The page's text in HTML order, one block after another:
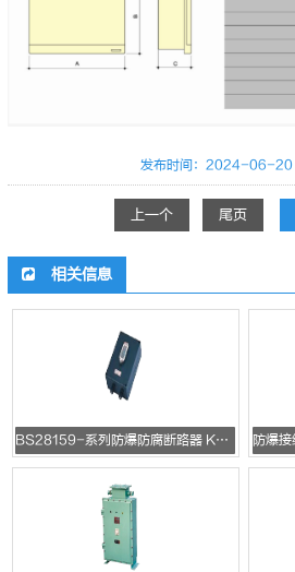
发布时间：2024-06-20
上一个 尾页
相关信息
BS28159-系列防爆防腐断路器 KLFB-310 BS28159-系列防爆防腐断路器